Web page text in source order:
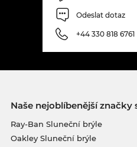
Odeslat dotaz
+44 330 818 6761
Naše nejoblíbenější značky
Ray-Ban Sluneční brýle
Oakley Sluneční brýle